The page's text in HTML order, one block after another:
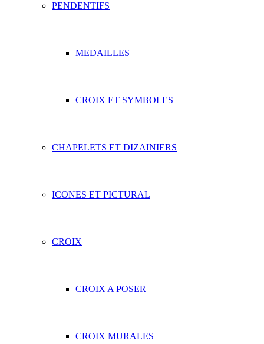
PENDENTIFS
MEDAILLES
CROIX ET SYMBOLES
CHAPELETS ET DIZAINIERS
ICONES ET PICTURAL
CROIX
CROIX A POSER
CROIX MURALES